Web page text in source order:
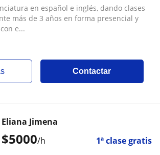
en español e inglés, dando clases
más de 3 años en forma presencial y
e...
Contactar
$5000/h 1ª clase gratis
Eliana Jimena